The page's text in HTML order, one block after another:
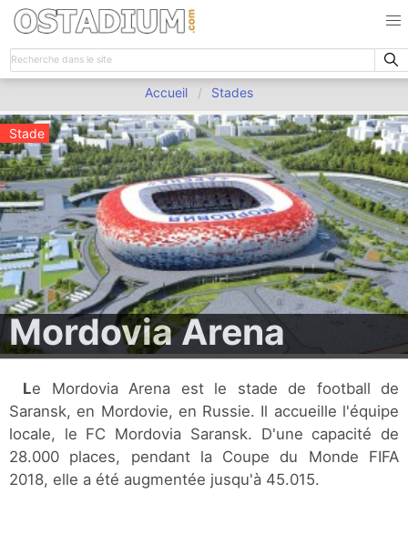
Accueil Stades
Stade
Mordovia Arena
Le Mordovia Arena est le stade de football de
Saransk, en Mordovie, en Russie. Il accueille l'équipe
locale, le FC Mordovia Saransk. D'une capacité de
28.000 places, pendant la Coupe du Monde FIFA
2018, elle a été augmentée jusqu'à 45.015.